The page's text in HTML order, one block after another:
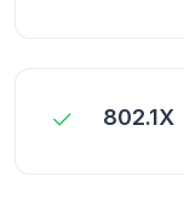
802.1X